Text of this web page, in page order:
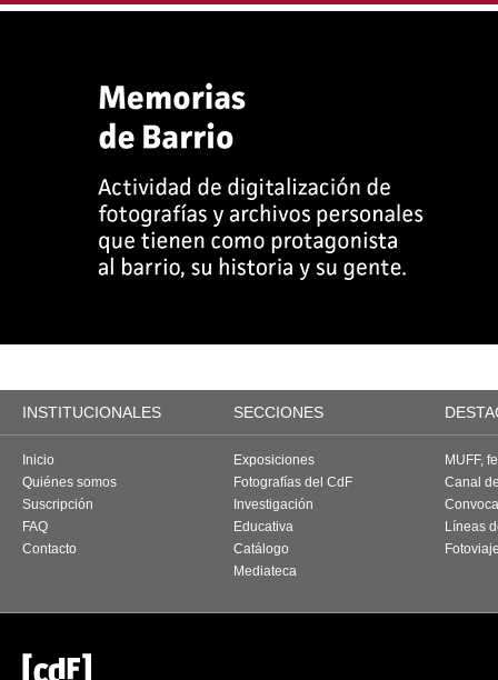
INSTITUCIONALES SECCIONES
Inicio
Quiénes somos
Suscripción
FAQ
Contacto
Exposiciones
Fotografías del CdF
Investigación
Educativa
Catálogo
Mediateca
MUFF,
Canal
Líneas